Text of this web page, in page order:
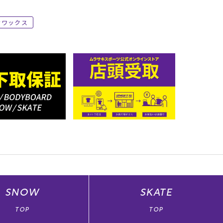
ワックス
SNOW
TOP
SKATE
TOP